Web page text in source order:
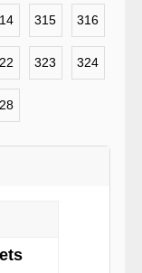
315 316
323 324